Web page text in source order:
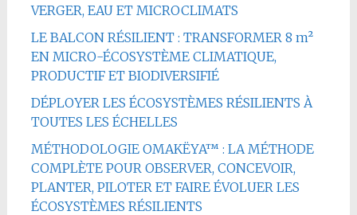
VERGER, EAU ET MICROCLIMATS
LE BALCON RÉSILIENT : TRANSFORMER 8 m²
EN MICRO-ÉCOSYSTÈME CLIMATIQUE,
PRODUCTIF ET BIODIVERSIFIÉ
DÉPLOYER LES ÉCOSYSTÈMES RÉSILIENTS À
TOUTES LES ÉCHELLES
MÉTHODOLOGIE OMAKËYA™ : LA MÉTHODE
COMPLÈTE POUR OBSERVER, CONCEVOIR,
PLANTER, PILOTER ET FAIRE ÉVOLUER LES
ÉCOSYSTÈMES RÉSILIENTS